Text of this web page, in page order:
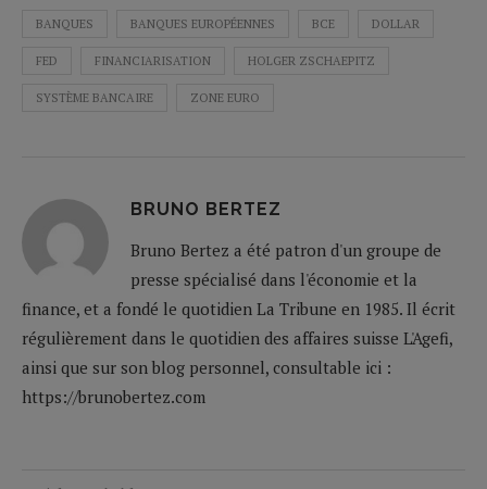
BANQUES BANQUES EUROPÉENNES BCE DOLLAR
FED FINANCIARISATION HOLGER ZSCHAEPITZ
SYSTÈME BANCAIRE ZONE EURO
BRUNO BERTEZ
Bruno Bertez a été patron d'un groupe de
presse spécialisé dans l'économie et la
finance, et a fondé le quotidien La Tribune en 1985. Il écrit
régulièrement dans le quotidien des affaires suisse L'Agefi,
ainsi que sur son blog personnel, consultable ici :
https://brunobertez.com